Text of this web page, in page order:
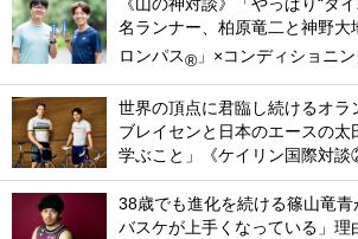
《山の神対談》「やっぱり“タ
名ランナー、柏原竜二と神野大
ロンパス® 」×コンディショニ
世界の頂点に君臨し続けるオラ
ブレイセンと日本のエースの太
学ぶこと」《ケイリン国際対談
38歳でも進化を続ける篠山竜青
バスケが上手くなっている」理